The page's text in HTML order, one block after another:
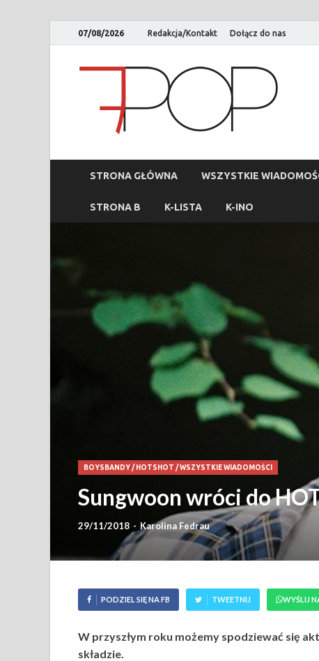
07/08/2026 Redakcja/Kontakt Dołącz do nas
STRONA GŁÓWNA WSZYSTKIE
STRONA B K-LISTA K-INO
BOYSBANDY/ HOTSHOT /WSZYSTKIE WIADOMOŚCI
Sungwoon wróci do
29/11/2018 - Karolina Fedrau
PODZIEL SIĘ NA FB TWEETNIJ WYŚLIJ
W przyszłym roku możemy spodziewać się
składzie.